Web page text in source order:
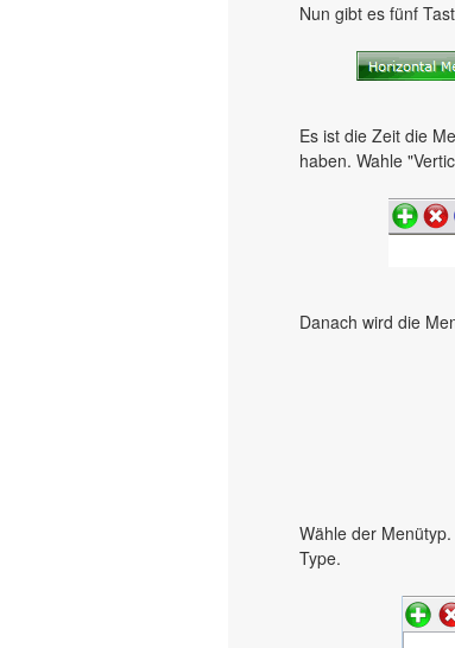
Nun gibt es fünf
Es ist die Zeit die
haben. Wahle
Danach wird die
Wähle der
Type.